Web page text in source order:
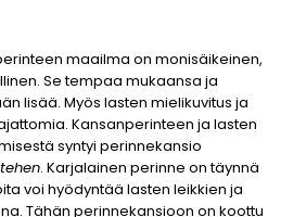
maailma on monisäikeinen,
Se tempaa mukaansa ja
lisää. Myös lasten mielikuvitus ja
Kansanperinteen ja lasten
syntyi perinnekansio
. Karjalainen perinne on täynnä
voi hyödyntää lasten leikkien ja
Tähän perinnekansioon on koottu